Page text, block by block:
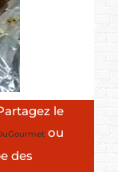
le
ou
des